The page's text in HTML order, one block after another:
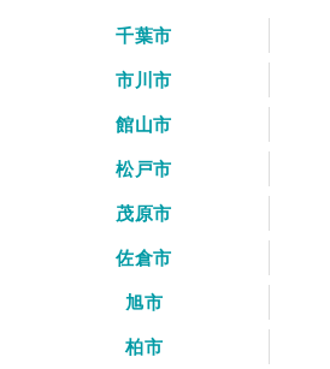
千葉市
市川市
館山市
松戸市
茂原市
佐倉市
旭市
柏市